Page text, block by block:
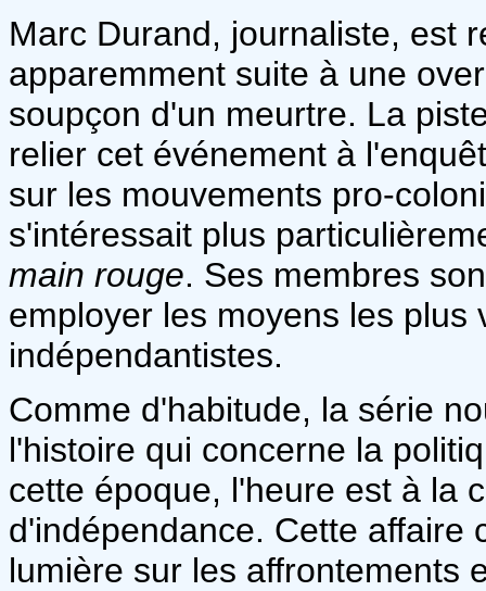
Marc Durand, journaliste, est
apparemment suite à une
soupçon d'un meurtre. La
relier cet événement à
sur les mouvements pro-
s'intéressait plus
main rouge. Ses membres
employer les moyens les
indépendantistes.
Comme d'habitude, la série
l'histoire qui concerne la
cette époque, l'heure est à la
d'indépendance. Cette affaire
lumière sur les affrontements